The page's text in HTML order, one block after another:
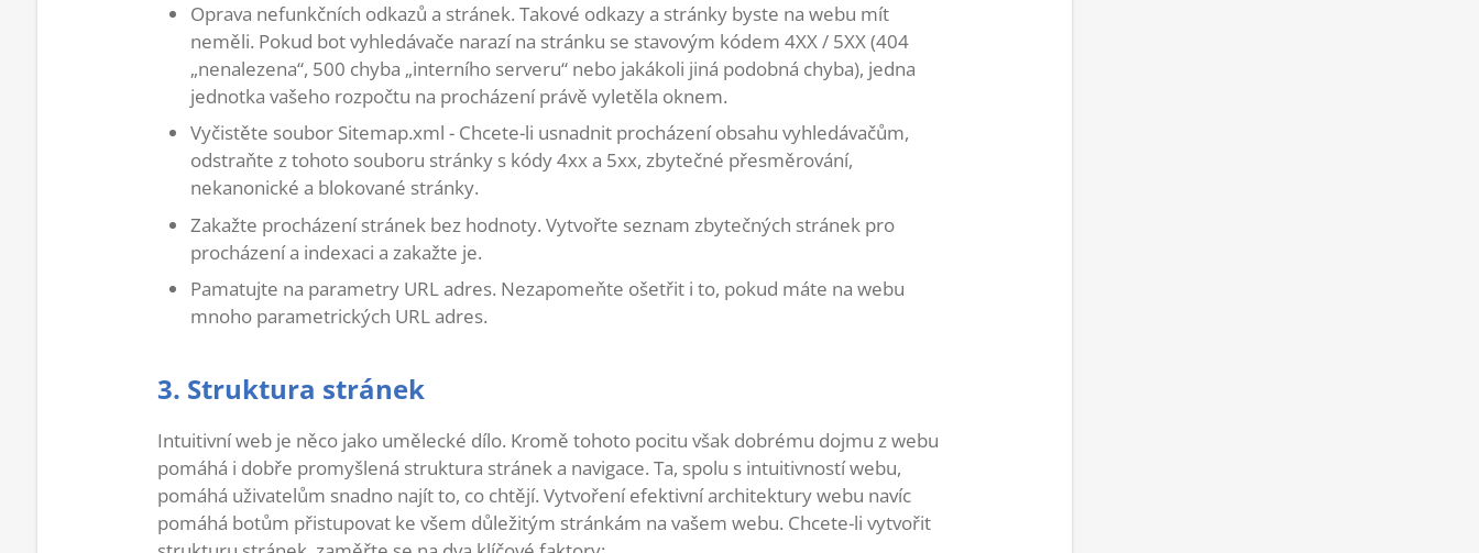
Oprava nefunkčních odkazů a stránek. Takové odkazy a stránky byste na webu mít
neměli. Pokud bot vyhledávače narazí na stránku se stavovým kódem 4XX / 5XX (404
„nenalezena“, 500 chyba „interního serveru“ nebo jakákoli jiná podobná chyba), jedna
jednotka vašeho rozpočtu na procházení právě vyletěla oknem.
Vyčistěte soubor Sitemap.xml - Chcete-li usnadnit procházení obsahu vyhledávačům,
odstraňte z tohoto souboru stránky s kódy 4xx a 5xx, zbytečné přesměrování,
nekanonické a blokované stránky.
Zakažte procházení stránek bez hodnoty. Vytvořte seznam zbytečných stránek pro
procházení a indexaci a zakažte je.
Pamatujte na parametry URL adres. Nezapomeňte ošetřit i to, pokud máte na webu
mnoho parametrických URL adres.
3. Struktura stránek
Intuitivní web je něco jako umělecké dílo. Kromě tohoto pocitu však dobrému dojmu z webu
pomáhá i dobře promyšlená struktura stránek a navigace. Ta, spolu s intuitivností webu,
pomáhá uživatelům snadno najít to, co chtějí. Vytvoření efektivní architektury webu navíc
pomáhá botům přistupovat ke všem důležitým stránkám na vašem webu. Chcete-li vytvořit